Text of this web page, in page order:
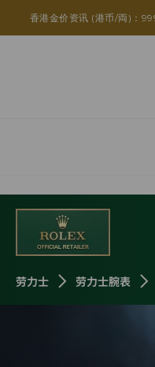
香港金价资讯 (港币/両)：
劳力士 劳力士腕表